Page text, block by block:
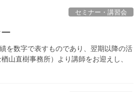
セミナー・講習会
を数字で表すものであり、翌期以降の活
山直樹事務所）より講師をお迎えし、